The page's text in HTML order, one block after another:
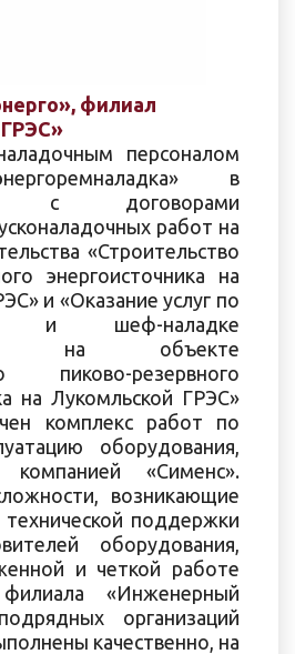
филиал
персоналом
в
с договорами
работ на
«Строительство
энергоисточника на
и «Оказание услуг по
и шеф-наладке
на объекте
пиково-резервного
на Лукомльской ГРЭС»
комплекс работ по
оборудования,
компанией «Сименс».
возникающие
технической поддержки
оборудования,
и четкой работе
филиала «Инженерный
организаций
качественно, на